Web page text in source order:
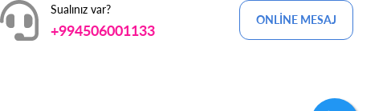
Sualınız var?
+994506001133
ONLİNE MESAJ